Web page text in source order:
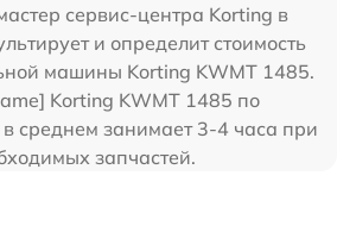
сервис-центра Korting в
и определит стоимость
машины Korting KWMT 1485.
Korting KWMT 1485 по
в среднем занимает 3-4 часа при
запчастей.